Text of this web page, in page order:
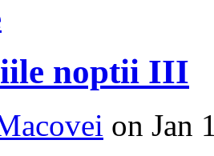
noptii III
on Jan